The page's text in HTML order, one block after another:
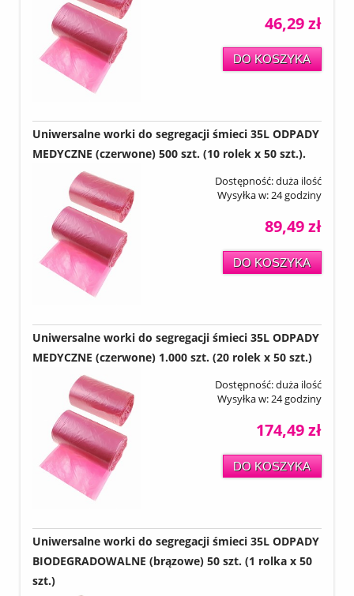
46,29 zł
DO KOSZYKA
Uniwersalne worki do segregacji śmieci 35L ODPADY
MEDYCZNE (czerwone) 500 szt. (10 rolek x 50 szt.).
Dostępność:duża ilość
Wysyłka w:24 godziny
89,49 zł
DO KOSZYKA
Uniwersalne worki do segregacji śmieci 35L ODPADY
MEDYCZNE (czerwone) 1.000 szt. (20 rolek x 50 szt.)
Dostępność:duża ilość
Wysyłka w:24 godziny
174,49 zł
DO KOSZYKA
Uniwersalne worki do segregacji śmieci 35L ODPADY
BIODEGRADOWALNE (brązowe) 50 szt. (1 rolka x 50
szt.)